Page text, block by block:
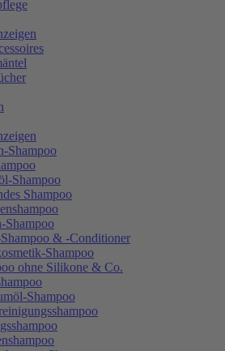
Shampoo
Shampoo
Shampoo
Shampoo
& -Conditioner
Shampoo
ohne Silikone & Co.
Shampoo